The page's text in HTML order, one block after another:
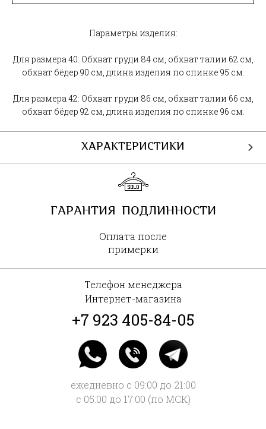
Параметры изделия:
Для размера 40: Обхват груди 84 см, обхват талии 62 см,
обхват бёдер 90 см, длина изделия по спинке 95 см.
Для размера 42: Обхват груди 86 см, обхват талии 66 см,
обхват бёдер 92 см, длина изделия по спинке 96 см.
ХАРАКТЕРИСТИКИ
ГАРАНТИЯ ПОДЛИННОСТИ
Оплата после
примерки
Телефон менеджера
Интернет-магазина
+7 923 405-84-05
ежедневно с 09:00 до 21:00
с 05:00 до 17:00 (по МСК)